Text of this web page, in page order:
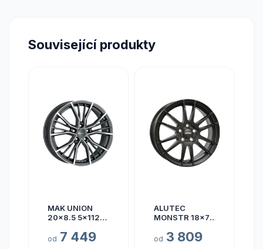
Související produkty
MAK UNION
20x8.5 5x112
od 7 449
ALUTEC
MONSTR 18x7.5
od 3 809